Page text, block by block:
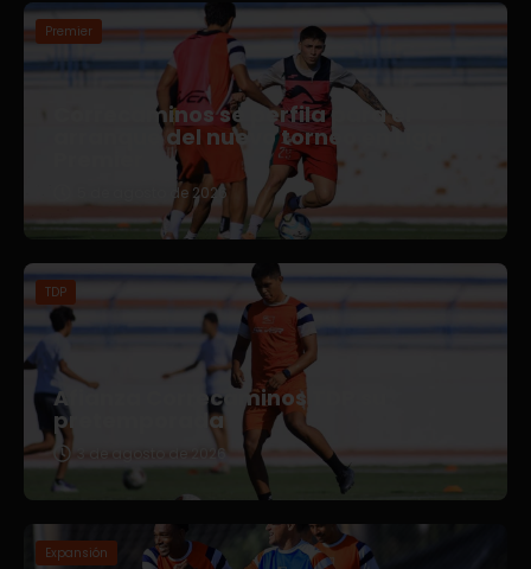
Premier
Correcaminos se perfila para el
arranque del nuevo torneo en Liga
5 de agosto de 2026
TDP
Afianza Correcaminos TDP su
pretemporada
3 de agosto de 2026
Expansión